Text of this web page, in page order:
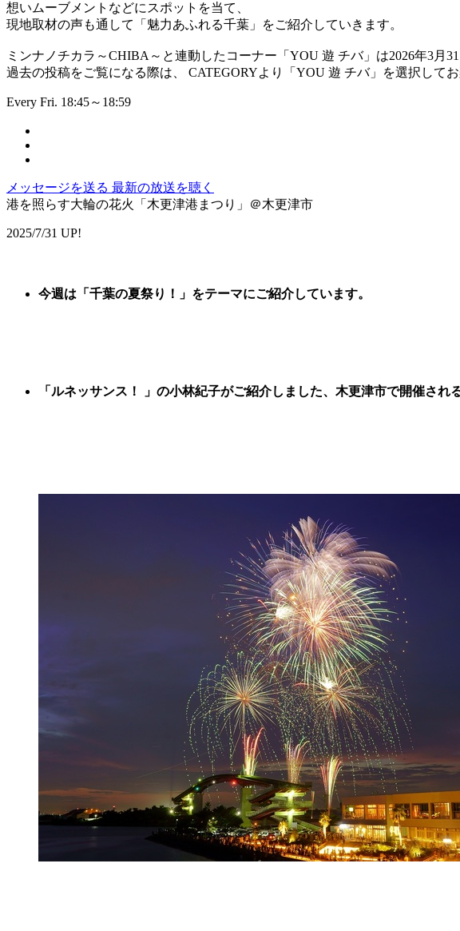
想いムーブメントなどにスポットを当て、
現地取材の声も通して「魅力あふれる千葉」をご紹介していきます。
ミンナノチカラ～CHIBA～と連動したコーナー「YOU 遊 チバ」は2026年3月
過去の投稿をご覧になる際は、 CATEGORYより「YOU 遊 チバ」を選択してお
Every Fri. 18:45～18:59
メッセージを送る 最新の放送を聴く
港を照らす大輪の花火「木更津港まつり」＠木更津市
2025/7/31 UP!
今週は 「 千葉の夏祭り ！ 」 をテーマにご紹介しています。
「ルネッサンス！ 」の小林紀子がご紹介しました、 木更津市で開催され